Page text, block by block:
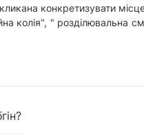
конкретизувати місце
колія", " розділювальна